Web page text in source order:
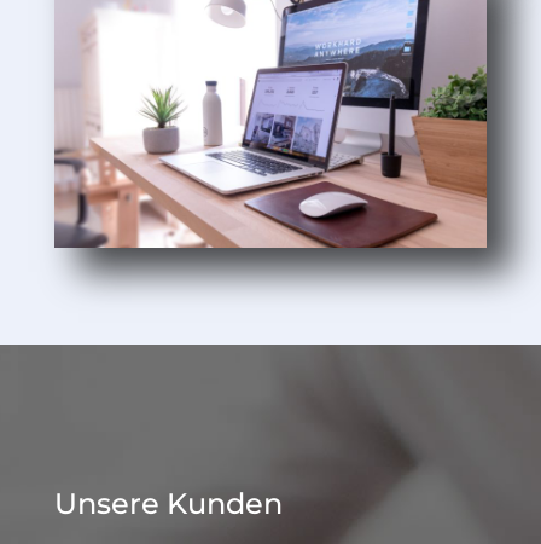
Unsere Kunden